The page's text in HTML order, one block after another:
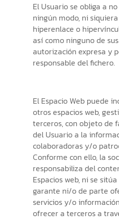
El Usuario se obliga a
ningún modo, ni
hiperenlace o
así como ninguno de
autorización expresa y
responsable del fichero.
El Espacio Web puede
otros espacios web,
terceros, con objeto de
del Usuario a la
colaboradoras y/o
Conforme con ello, la
responsabiliza del
Espacios web, ni se
garante ni/o de parte
servicios y/o
ofrecer a terceros a